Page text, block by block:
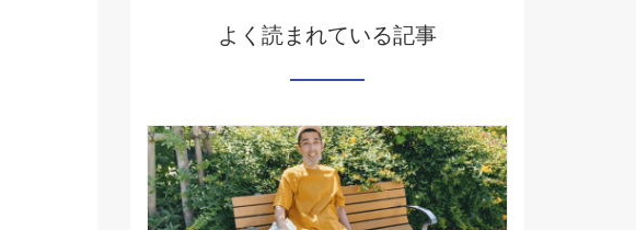
よく読まれている記事